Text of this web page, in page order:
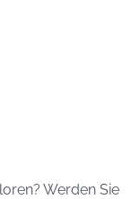
Werden Sie